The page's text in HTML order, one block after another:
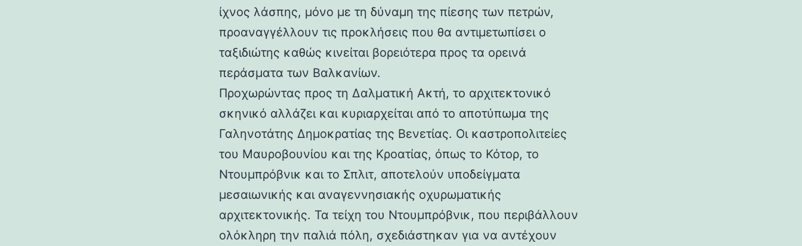
ίχνος λάσπης, μόνο με τη δύναμη της πίεσης των πετρών,
προαναγγέλλουν τις προκλήσεις που θα αντιμετωπίσει ο
ταξιδιώτης καθώς κινείται βορειότερα προς τα ορεινά
περάσματα των Βαλκανίων.
Προχωρώντας προς τη Δαλματική Ακτή, το αρχιτεκτονικό
σκηνικό αλλάζει και κυριαρχείται από το αποτύπωμα της
Γαληνοτάτης Δημοκρατίας της Βενετίας. Οι καστροπολιτείες
του Μαυροβουνίου και της Κροατίας, όπως το Κότορ, το
Ντουμπρόβνικ και το Σπλιτ, αποτελούν υποδείγματα
μεσαιωνικής και αναγεννησιακής οχυρωματικής
αρχιτεκτονικής. Τα τείχη του Ντουμπρόβνικ, που περιβάλλουν
ολόκληρη την παλιά πόλη, σχεδιάστηκαν για να αντέχουν